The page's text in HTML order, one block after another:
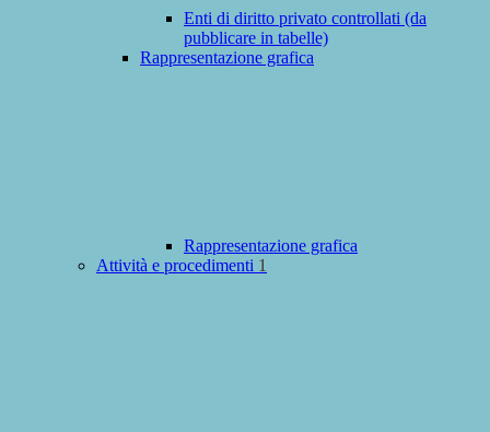
Enti di diritto privato controllati (da
pubblicare in tabelle)
Rappresentazione grafica
Rappresentazione grafica
Attività e procedimenti 1